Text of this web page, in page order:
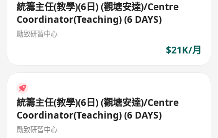
統籌主任(教學)(6日) (觀塘安達)/Centre
Coordinator(Teaching) (6 DAYS)
勵致研習中心
$21K/月
統籌主任(教學)(6日) (觀塘安達)/Centre
Coordinator(Teaching) (6 DAYS)
勵致研習中心